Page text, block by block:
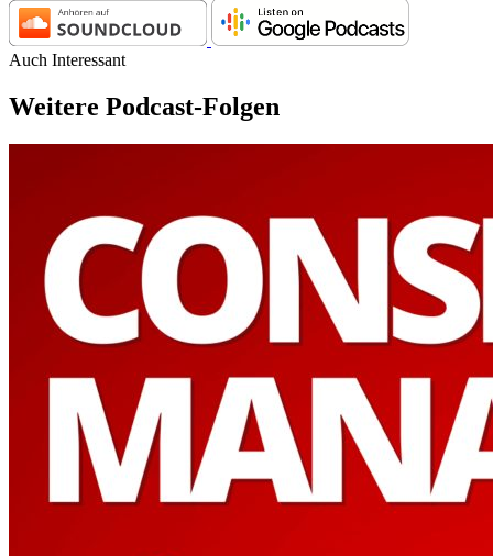
Auch Interessant
Weitere Podcast-Folgen